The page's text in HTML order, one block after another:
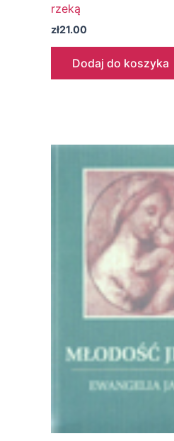
rzeką
zł21.00
Dodaj do koszyka